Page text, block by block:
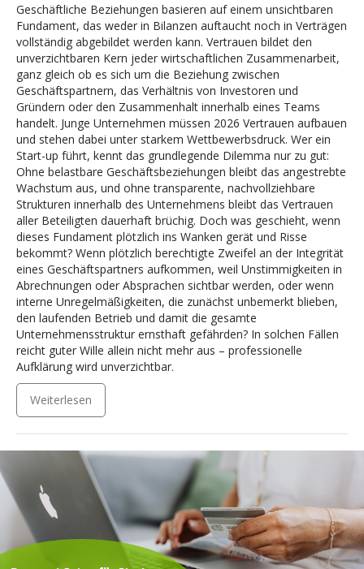
Geschäftliche Beziehungen basieren auf einem unsichtbaren
Fundament, das weder in Bilanzen auftaucht noch in Verträgen
vollständig abgebildet werden kann. Vertrauen bildet den
unverzichtbaren Kern jeder wirtschaftlichen Zusammenarbeit,
ganz gleich ob es sich um die Beziehung zwischen
Geschäftspartnern, das Verhältnis von Investoren und
Gründern oder den Zusammenhalt innerhalb eines Teams
handelt. Junge Unternehmen müssen 2026 Vertrauen aufbauen
und stehen dabei unter starkem Wettbewerbsdruck. Wer ein
Start-up führt, kennt das grundlegende Dilemma nur zu gut:
Ohne belastbare Geschäftsbeziehungen bleibt das angestrebte
Wachstum aus, und ohne transparente, nachvollziehbare
Strukturen innerhalb des Unternehmens bleibt das Vertrauen
aller Beteiligten dauerhaft brüchig. Doch was geschieht, wenn
dieses Fundament plötzlich ins Wanken gerät und Risse
bekommt? Wenn plötzlich berechtigte Zweifel an der Integrität
eines Geschäftspartners aufkommen, weil Unstimmigkeiten in
Abrechnungen oder Absprachen sichtbar werden, oder wenn
interne Unregelmäßigkeiten, die zunächst unbemerkt blieben,
den laufenden Betrieb und damit die gesamte
Unternehmensstruktur ernsthaft gefährden? In solchen Fällen
reicht guter Wille allein nicht mehr aus – professionelle
Aufklärung wird unverzichtbar.
Weiterlesen